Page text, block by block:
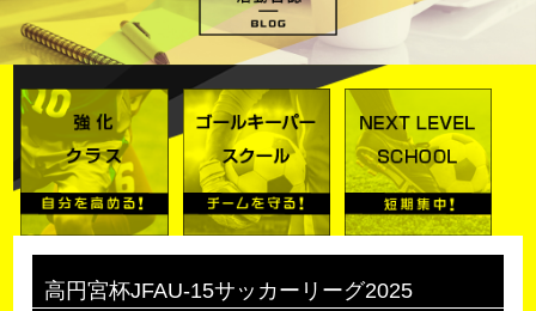
高円宮杯JFAU-15サッカーリーグ2025